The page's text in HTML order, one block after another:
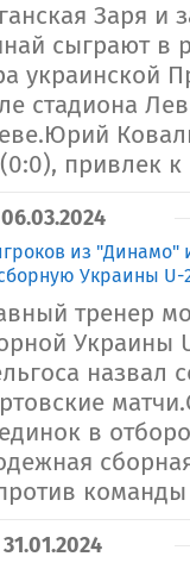
Заря и
сыграют в
украинской
стадиона
привлек к
06.03.2024
из "Динамо"
Украины U-
тренер
Украины
назвал
в
31.01.2024